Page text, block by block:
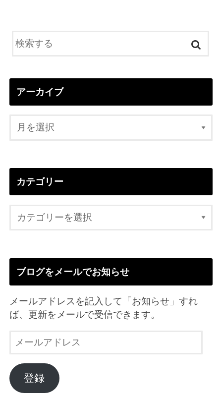
アーカイブ
カテゴリー
ブログをメールでお知らせ
メールアドレスを記入して「お知らせ」すれ
ば、更新をメールで受信できます。
ル
ア
ド
登録